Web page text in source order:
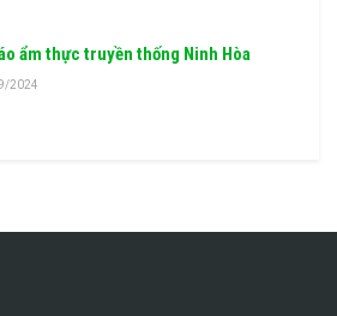
ẩm thực truyền thống Ninh Hòa
2024